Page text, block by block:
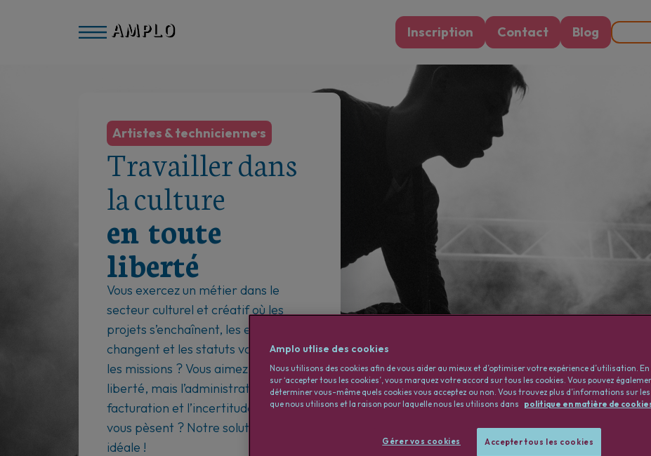
Inscription Contact Blog
Artistes & technicien·ne·s
Travailler dans
la culture
en toute
liberté
Vous exercez un métier dans le
secteur culturel et créatif où les
projets s’enchaînent, les employeurs
changent et les statuts varient selon
les missions ? Vous aimez votre
liberté, mais l’administratif, la
facturation et l’incertitude sociale
vous pèsent ? Notre solution est
idéale !
Amplo utlise des cookies
Nous utilisons des cookies afin de vous aider au mieux et d’optimiser votre expérience d’utilisation.
sur ‘accepter tous les cookies’, vous marquez votre accord sur tous les cookies. Vous pouvez
déterminer vous-même quels cookies vous acceptez ou non. Vous trouvez plus d’informations sur
que nous utilisons et la raison pour laquelle nous les utilisons dans
politique en matière de
Accepter tous les cookies
Gérer vos cookies